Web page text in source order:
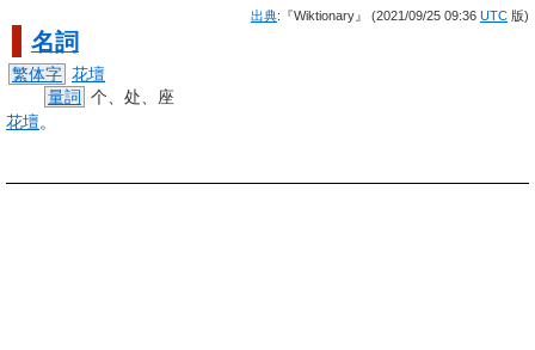
出典:『Wiktionary』 (2021/09/25 09:36 UTC 版)
名詞
繁体字 花壇
量詞 个、处、座
花壇。